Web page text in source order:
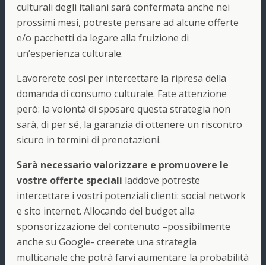
culturali degli italiani sarà confermata anche nei
prossimi mesi, potreste pensare ad alcune offerte
e/o pacchetti da legare alla fruizione di
un’esperienza culturale.
Lavorerete così per intercettare la ripresa della
domanda di consumo culturale. Fate attenzione
però: la volontà di sposare questa strategia non
sarà, di per sé, la garanzia di ottenere un riscontro
sicuro in termini di prenotazioni.
Sarà necessario valorizzare e promuovere le
vostre offerte speciali laddove potreste
intercettare i vostri potenziali clienti: social network
e sito internet. Allocando del budget alla
sponsorizzazione del contenuto –possibilmente
anche su Google- creerete una strategia
multicanale che potrà farvi aumentare la probabilità